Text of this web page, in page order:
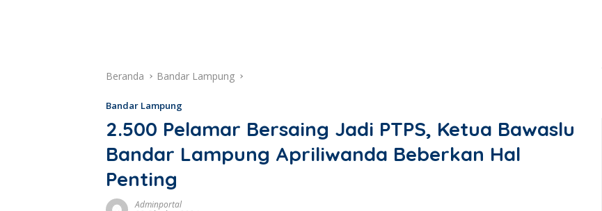
Beranda Bandar Lampung
Bandar Lampung
2.500 Pelamar Bersaing Jadi PTPS, Ketua Bawaslu
Bandar Lampung Apriliwanda Beberkan Hal
Penting
Adminportal